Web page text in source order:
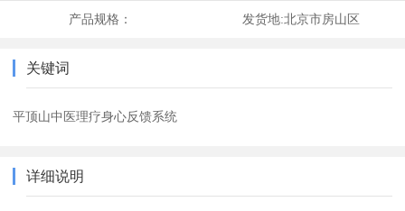
产品规格： 发货地:北京市房山区
关键词
平顶山中医理疗身心反馈系统
详细说明